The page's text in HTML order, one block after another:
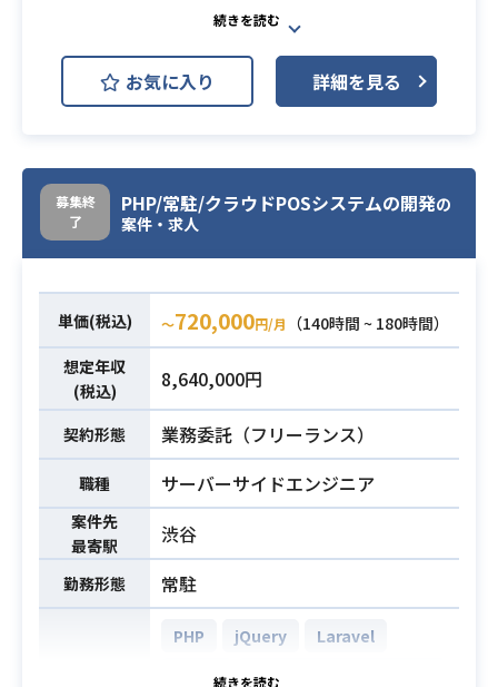
開発環境
Python
AWS Aurora (Amazon Aurora)
AWS ECS
AWS Lambda
Git
GitHub Enterprise
Terraform
業務内容
エネルギー業界の顧客向け業務シス
テムでAWSを利用したETL開発を行
っていただきます。
ペアプロ/モブプロを採用しており、
他のエンジニアへの技術指導も開発
と並行してお願いします。
具体的には面談の際にお話しします
が、キャンペーン等の申込情報や契
約情報の一元管理ができておらず、
随時開発を行っています。
業務担当者が画面から条件指定し
て、検索することでキャンペーンの
対象者の情報を活用できるようにす
るなどの効率化を図るためのデータ
基盤を構築作業になります。
お気に入り 詳細を見る
募集終
了
PHP/常駐/クラウドPOSシステムの開発の
案件・求人
単価(税込) 〜720,000円/月
（140時間 ~ 180時間）
想定年収
(税込)
8,640,000円
契約形態 業務委託（フリーランス）
職種 サーバーサイドエンジニア
案件先
最寄駅
渋谷
勤務形態 常駐
PHP jQuery
Laravel
Vue.js
AWS RDS (Amazon RDS)